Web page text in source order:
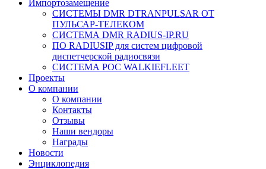
Импортозамещение
СИСТЕМЫ DMR DTRANPULSAR ОТ
ПУЛЬСАР-ТЕЛЕКОМ
СИСТЕМА DMR RADIUS-IP.RU
ПО RADIUSIP для систем цифровой
диспетчерской радиосвязи
CИСТЕМА POC WALKIEFLEET
Проекты
О компании
О компании
Контакты
Отзывы
Наши вендоры
Награды
Новости
Энциклопедия